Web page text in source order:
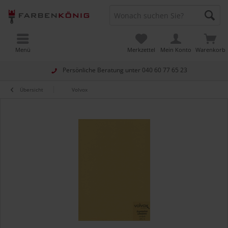
Persönliche Beratung unter 040 60 77 65 23
Warenkorb
Merkzettel Mein Konto
Menü
Übersicht Volvox